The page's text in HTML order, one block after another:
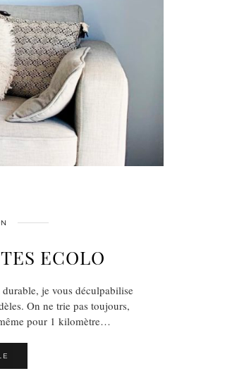
ECOLO
je vous déculpabilise
On ne trie pas toujours,
pour 1 kilomètre…